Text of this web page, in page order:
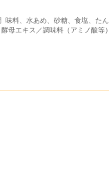
料、水あめ、砂糖、食塩、た
母エキス／調味料（アミノ酸